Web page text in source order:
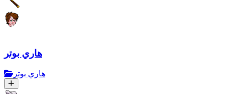
هاري بوتر
هاري بوتر